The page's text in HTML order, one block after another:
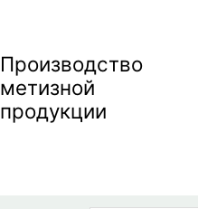
Производство
метизной
продукции